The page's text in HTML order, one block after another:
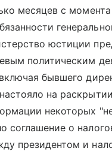
месяцев с момента
юстиции
политическим
бывшего
на раскрытии
некоторых
соглашение о
президентом и